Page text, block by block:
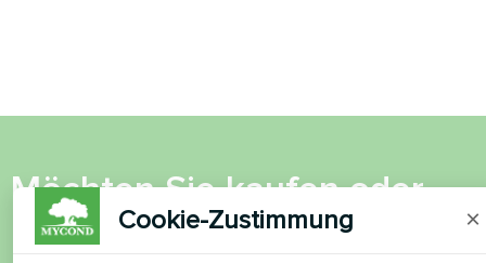
Möchten Sie kaufen oder
haben Sie Fragen?
Cookie-Zustimmung ×